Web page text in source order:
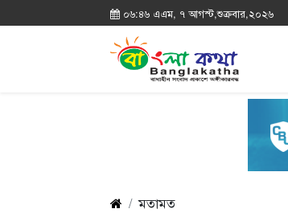
০৬:৪৬ এএম, ৭ আগস্ট,শুক্রবার,২০২৬
মতামত